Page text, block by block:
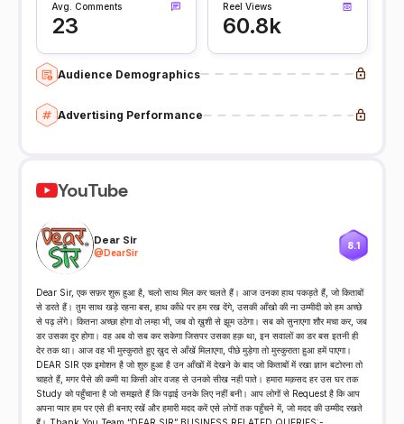
Avg. Comments
23
Reel Views
60.8k
Audience Demographics
Advertising Performance
YouTube
Dear Sir
@DearSir
8.1
Dear Sir, एक सफ़र शुरू हुआ है, चलो साथ मिल कर चलते हैं। आज उनका हाथ पकड़ते हैं, जो किताबों
से डरते हैं। तुम साथ खड़े रहना बस, हाथ काँधे पर हम रख देंगे, उसकी आँखो की ना उम्मीदी को हम अच्छे
से पढ़ लेंगे। कितना अच्छा होगा वो लम्हा भी, जब वो ख़ुशी से झूम उठेगा। सब को सुनाएगा शौर मचा कर, जब
डर उसका दूर होगा। वह अब वो सब कर सकेगा जिसपर उसका हक़ था, इन सवालों का डर बस इतनी ही
देर तक था। आज वह भी मुस्कुराते हुए ख़ुद से आँखें मिलाएगा, पीछे मुड़ेगा तो मुस्कुराता हुआ हमें पाएगा।
DEAR SIR एक इमोशन है जो शुरु हुआ है उन आँखों में देखने के बाद जो किताबों में रखा ज्ञान बटोरना तो
चाहते हैं, मगर पैसे की कमी या किसी ओर वजह से उनको सीख नही पाते। हमारा मक़सद हर उस घर तक
Study को पहुँचाना है जो समझते हैं कि पढ़ाई उनके लिए नहीं बनी। आप लोगों से Request है कि आप
अपना प्यार हम पर एसे ही बनाए रखें और हमारी मदद करें एसे लोगों तक पहुँचने में, जो मदद की उम्मीद रखते